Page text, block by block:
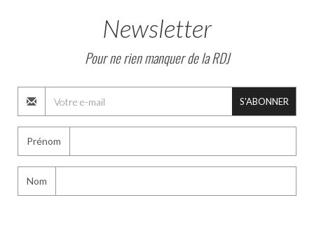
Newsletter
Pour ne rien manquer de la RDJ
S'ABONNER
Prénom
Nom